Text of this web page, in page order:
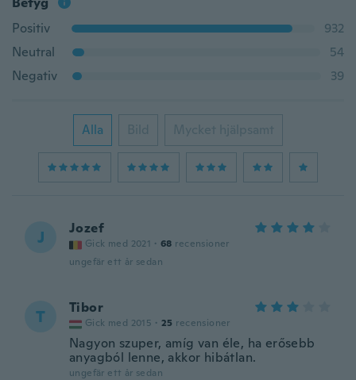
Positiv
932
Neutral
54
Negativ
39
Alla Bild Mycket hjälpsamt
J Jozef
Gick med 2021 · 68 recensioner
ungefär ett år sedan
T Tibor
Gick med 2015 · 25 recensioner
Nagyon szuper, amíg van éle, ha erősebb
anyagból lenne, akkor hibátlan.
ungefär ett år sedan